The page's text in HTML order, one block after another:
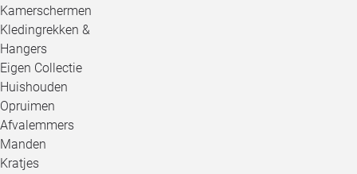
Kamerschermen
Kledingrekken &
Hangers
Eigen Collectie
Huishouden
Opruimen
Afvalemmers
Manden
Kratjes